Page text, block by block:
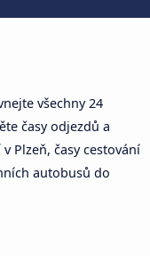
všechny 24
časy odjezdů a
Plzeň, časy cestování
autobusů do